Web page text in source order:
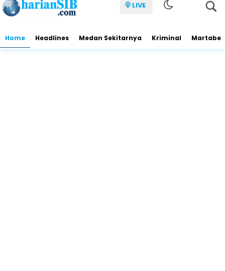
LIVE
Home Headlines Medan Sekitarnya Kriminal Martabe